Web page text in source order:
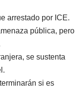
arrestado por ICE.
pública, pero
se sustenta
si es